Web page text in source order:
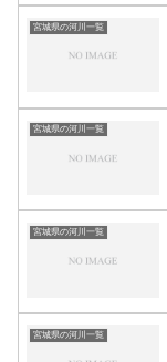
宮城県の河川一覧
宮城県の河川一覧
宮城県の河川一覧
宮城県の河川一覧